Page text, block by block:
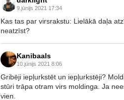
9.jūnijs 2021 17:34
Kas tas par virsrakstu: Lielākā daļa
neatzīst?
Kanibaals
10.jūnijs 2021 8:06
Gribēji iepļurkstēt un iepļurkstēji?
stūri trāpa otram virs moldinga. Ja
vien.